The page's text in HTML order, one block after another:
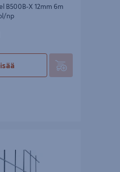
B500B-X 12mm 6m
np